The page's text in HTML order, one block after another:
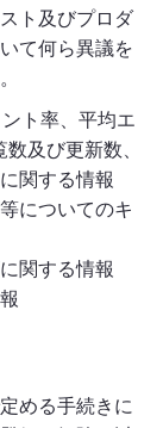
ト及びプロダ
て何ら異議を
ト率、平均エ
及び更新数、
関する情報
についてのキ
関する情報
める手続きに